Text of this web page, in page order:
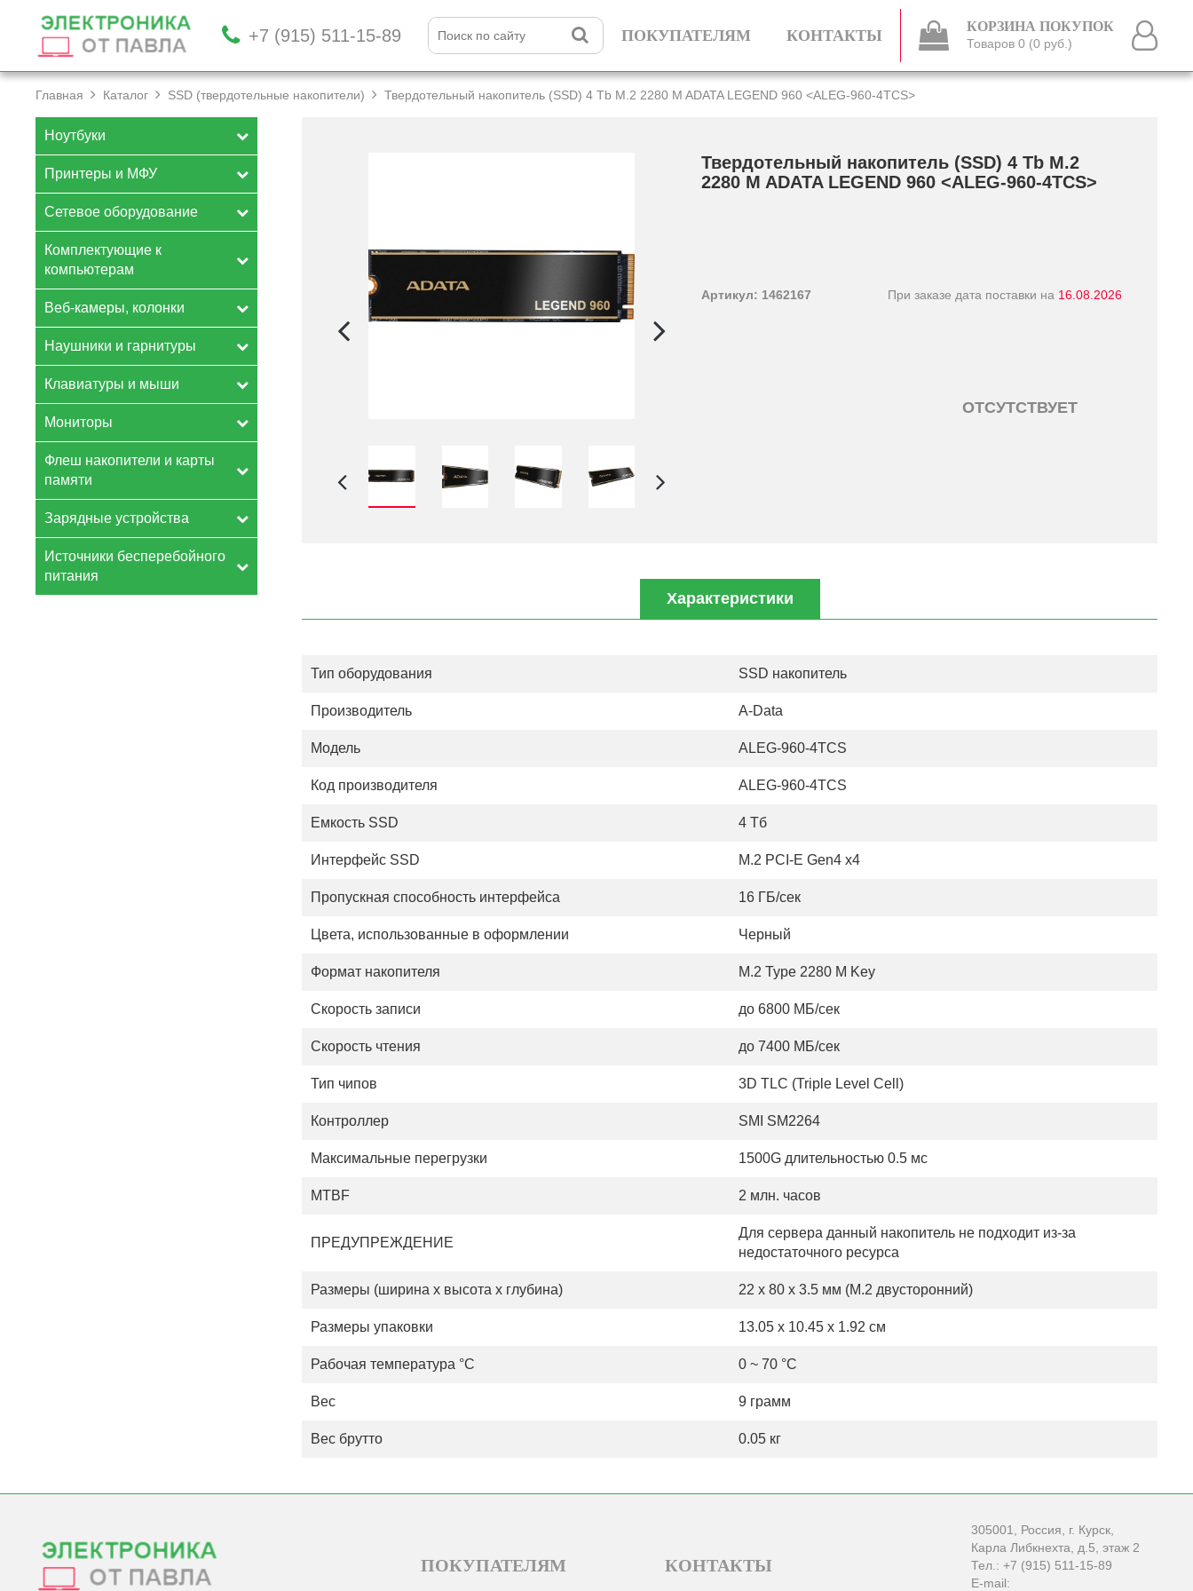
+7 (915) 511-15-89 ПОКУПАТЕЛЯМ КОНТАКТЫ КОРЗИНА ПОКУПОК
Товаров 0 (0 руб.)
Главная Каталог SSD (твердотельные накопители) Твердотельный накопитель (SSD) 4 Tb M.2 2280 M ADATA LEGEND 960 <ALEG-960-4TCS>
Ноутбуки
Принтеры и МФУ
Сетевое оборудование
Комплектующие к
компьютерам
Веб-камеры, колонки
Наушники и гарнитуры
Клавиатуры и мыши
Мониторы
Флеш накопители и карты
памяти
Зарядные устройства
Источники бесперебойного
питания
Твердотельный накопитель (SSD) 4 Tb M.2
2280 M ADATA LEGEND 960 <ALEG-960-4TCS>
Артикул: 1462167 При заказе дата поставки на 16.08.2026
ОТСУТСТВУЕТ
Характеристики
Тип оборудования SSD накопитель
Производитель A-Data
Модель ALEG-960-4TCS
Код производителя ALEG-960-4TCS
Емкость SSD 4 Тб
Интерфейс SSD M.2 PCI-E Gen4 x4
Пропускная способность интерфейса 16 ГБ/сек
Цвета, использованные в оформлении Черный
Формат накопителя M.2 Type 2280 M Key
Скорость записи до 6800 МБ/сек
Скорость чтения до 7400 МБ/сек
Тип чипов 3D TLC (Triple Level Cell)
Контроллер SMI SM2264
Максимальные перегрузки 1500G длительностью 0.5 мс
MTBF 2 млн. часов
ПРЕДУПРЕЖДЕНИЕ
Для сервера данный накопитель не подходит из-за
недостаточного ресурса
Размеры (ширина х высота х глубина) 22 x 80 x 3.5 мм (M.2 двусторонний)
Размеры упаковки 13.05 x 10.45 x 1.92 см
Рабочая температура °С 0 ~ 70 °C
Вес 9 грамм
Вес брутто 0.05 кг
ПОКУПАТЕЛЯМ КОНТАКТЫ
305001, Россия, г. Курск,
Карла Либкнехта, д.5, этаж 2
Тел.: +7 (915) 511-15-89
E-mail: